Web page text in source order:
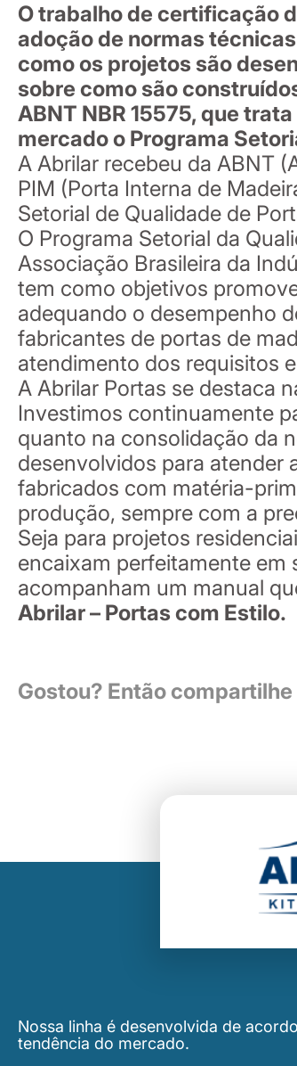
O trabalho de certificação
adoção de normas
como os projetos são
sobre como são
ABNT NBR 15575, que
mercado o Programa
A Abrilar recebeu da ABNT
PIM (Porta Interna de
Setorial de Qualidade de
O Programa Setorial da
Associação Brasileira da
tem como objetivos
adequando o desempenho
fabricantes de portas de
atendimento dos requisitos
A Abrilar Portas se destaca
Investimos continuamente
quanto na consolidação da
desenvolvidos para atender
fabricados com matéria-
produção, sempre com a
Seja para projetos
encaixam perfeitamente em
acompanham um manual
Abrilar – Portas com Estilo.
Gostou? Então
Nossa linha é desenvolvida de
tendência do mercado.